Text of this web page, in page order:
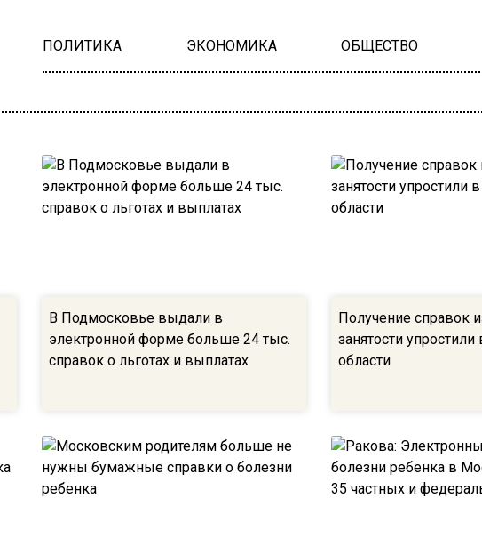
ПОЛИТИКА ЭКОНОМИКА ОБЩЕСТВО
В Подмосковье выдали в
электронной форме больше 24 тыс.
справок о льготах и выплатах
Получение справок
занятости
области